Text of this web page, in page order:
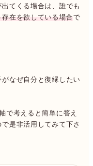
てくる場合は、誰でも
在を欲している場合で
なぜ自分と復縁したい
で考えると簡単に答え
是非活用してみて下さ